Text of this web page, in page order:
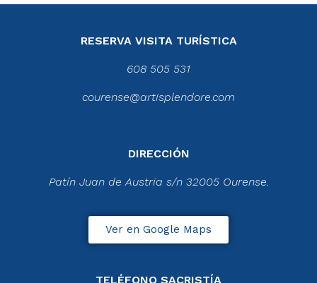
RESERVA VISITA TURÍSTICA
608 505 531
courense@artisplendore.com
DIRECCIÓN
Patín Juan de Austria s/n 32005 Ourense.
Ver en Google Maps
TELÉFONO SACRISTÍA